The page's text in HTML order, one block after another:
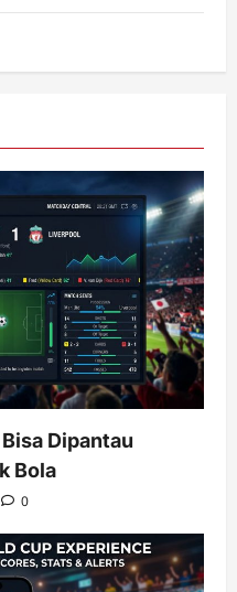
Dipantau
Bola
0